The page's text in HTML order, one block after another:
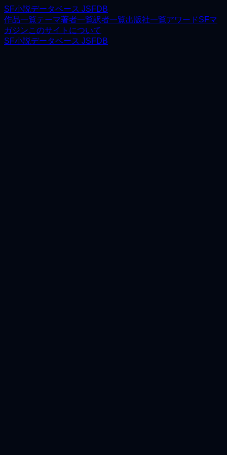
SF小説データベース JSFDB
作品一覧テーマ著者一覧訳者一覧出版社一覧アワードSFマ
ガジンこのサイトについて
SF小説データベース JSFDB